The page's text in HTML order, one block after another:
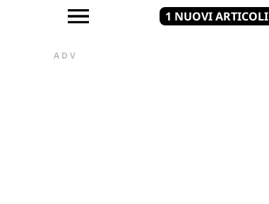
1 NUOVI ARTICOLI
ADV